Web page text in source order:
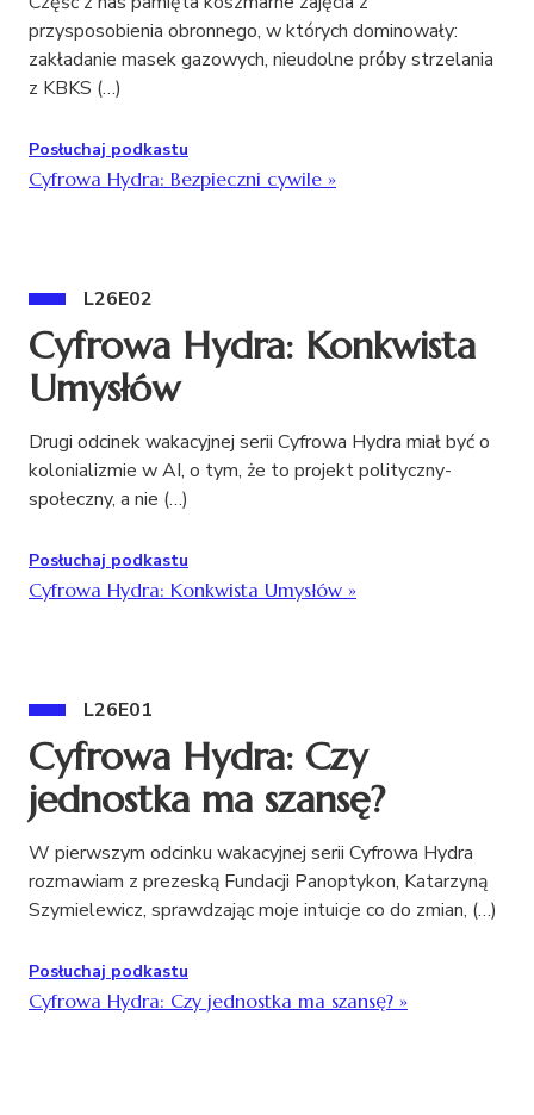
przysposobienia obronnego, w których dominowały:
zakładanie masek gazowych, nieudolne próby strzelania
z KBKS (…)
Posłuchaj podkastu
Cyfrowa Hydra: Bezpieczni cywile »
L26E02
Cyfrowa Hydra: Konkwista
Umysłów
Drugi odcinek wakacyjnej serii Cyfrowa Hydra miał być o
kolonializmie w AI, o tym, że to projekt polityczny-
społeczny, a nie (…)
Posłuchaj podkastu
Cyfrowa Hydra: Konkwista Umysłów »
L26E01
Cyfrowa Hydra: Czy
jednostka ma szansę?
W pierwszym odcinku wakacyjnej serii Cyfrowa Hydra
rozmawiam z prezeską Fundacji Panoptykon, Katarzyną
Szymielewicz, sprawdzając moje intuicje co do zmian, (…)
Posłuchaj podkastu
Cyfrowa Hydra: Czy jednostka ma szansę? »